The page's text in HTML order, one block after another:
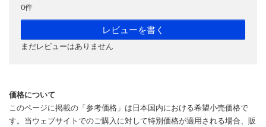
0件
レビューを書く
まだレビューはありません
価格について
このページに掲載の「参考価格」は日本国内における希望小売価格で
す。当ウェブサイトでのご購入に対して特別価格が適用される場合、販